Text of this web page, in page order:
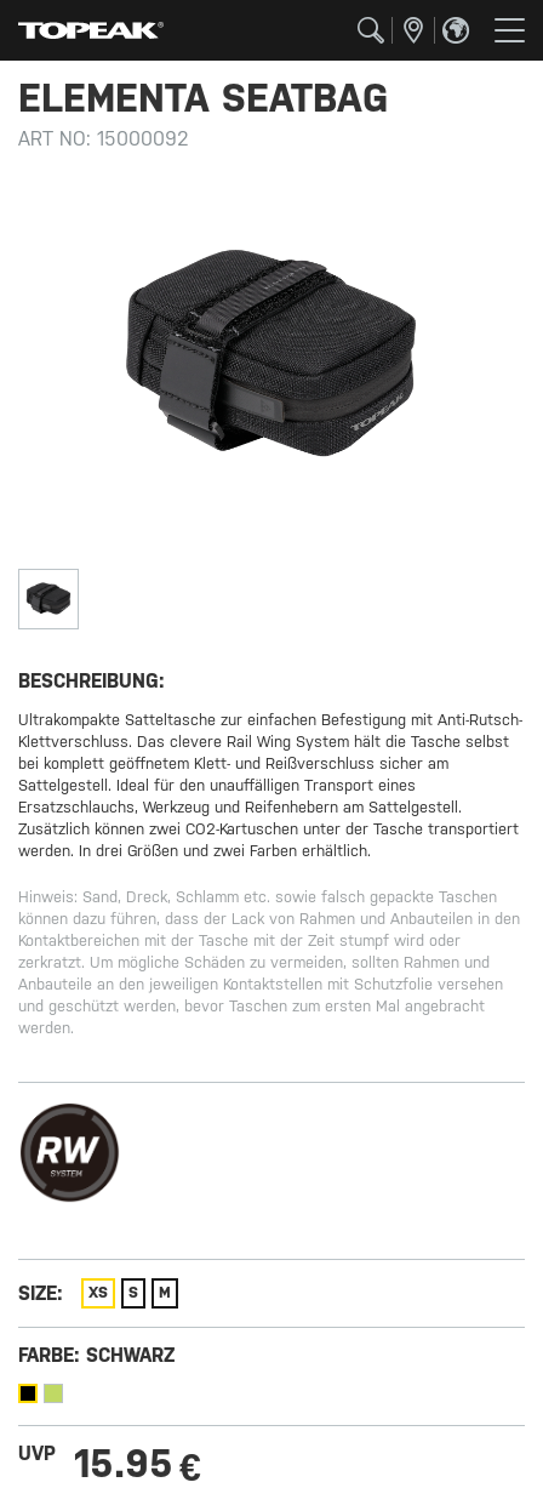
ELEMENTA SEATBAG
ART NO: 15000092
BESCHREIBUNG:
Ultrakompakte Satteltasche zur einfachen Befestigung mit Anti-Rutsch-
Klettverschluss. Das clevere Rail Wing System hält die Tasche selbst
bei komplett geöffnetem Klett- und Reißverschluss sicher am
Sattelgestell. Ideal für den unauffälligen Transport eines
Ersatzschlauchs, Werkzeug und Reifenhebern am Sattelgestell.
Zusätzlich können zwei CO2-Kartuschen unter der Tasche transportiert
werden. In drei Größen und zwei Farben erhältlich.
Hinweis: Sand, Dreck, Schlamm etc. sowie falsch gepackte Taschen
können dazu führen, dass der Lack von Rahmen und Anbauteilen in den
Kontaktbereichen mit der Tasche mit der Zeit stumpf wird oder
zerkratzt. Um mögliche Schäden zu vermeiden, sollten Rahmen und
Anbauteile an den jeweiligen Kontaktstellen mit Schutzfolie versehen
und geschützt werden, bevor Taschen zum ersten Mal angebracht
werden.
SIZE: XS S M
FARBE:SCHWARZ
UVP 15.95 €